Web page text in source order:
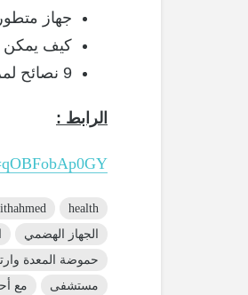
جهاز
كيف يمكن
9 نصائح لمرضى الحموضة
الرابط :
health
الجهاز الهضمي
حموضة المعدة
مستشفى
مع